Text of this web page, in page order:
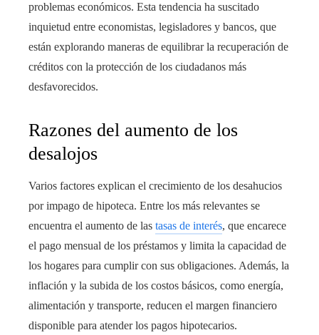
problemas económicos. Esta tendencia ha suscitado
inquietud entre economistas, legisladores y bancos, que
están explorando maneras de equilibrar la recuperación de
créditos con la protección de los ciudadanos más
desfavorecidos.
Razones del aumento de los
desalojos
Varios factores explican el crecimiento de los desahucios
por impago de hipoteca. Entre los más relevantes se
encuentra el aumento de las tasas de interés, que encarece
el pago mensual de los préstamos y limita la capacidad de
los hogares para cumplir con sus obligaciones. Además, la
inflación y la subida de los costos básicos, como energía,
alimentación y transporte, reducen el margen financiero
disponible para atender los pagos hipotecarios.